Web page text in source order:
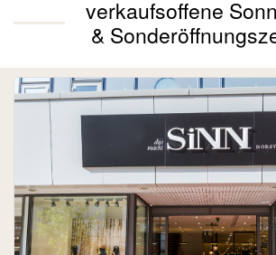
verkaufsoffene
&